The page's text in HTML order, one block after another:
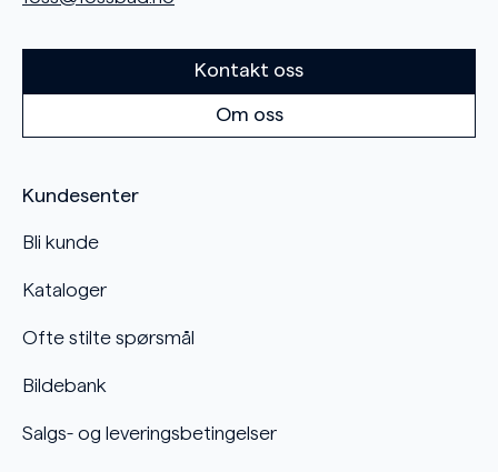
Kundesenter
Bli kunde
Kataloger
Ofte stilte spørsmål
Bildebank
Salgs- og leveringsbetingelser
Kontakt oss
Om oss